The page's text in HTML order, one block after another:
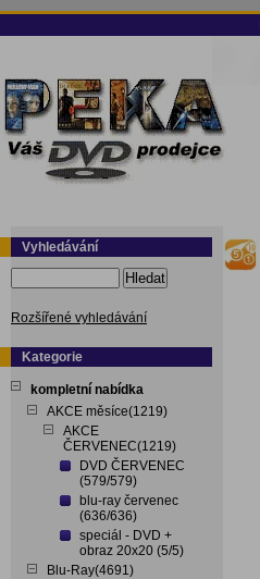
Vyhledávání
Hledat
Rozšířené vyhledávání
Kategorie
kompletní nabídka
AKCE měsíce(1219)
AKCE
ČERVENEC(1219)
DVD ČERVENEC
(579/579)
blu-ray červenec
(636/636)
speciál - DVD +
obraz 20x20 (5/5)
Blu-Ray(4691)